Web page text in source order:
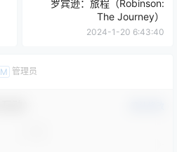
罗宾逊：旅程（Robinson:
The Journey）
2024-1-20 6:43:40
M 管理员